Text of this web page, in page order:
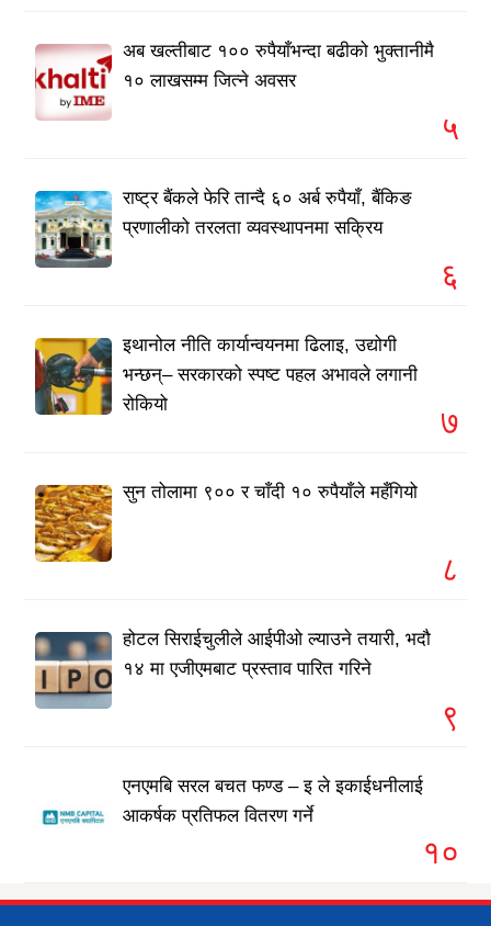
अब खल्तीबाट १०० रुपैयाँभन्दा बढीको भुक्तानीमै
१० लाखसम्म जित्ने अवसर
५
राष्ट्र बैंकले फेरि तान्दै ६० अर्ब रुपैयाँ, बैंकिङ
प्रणालीको तरलता व्यवस्थापनमा सक्रिय
६
इथानोल नीति कार्यान्वयनमा ढिलाइ, उद्योगी
भन्छन्– सरकारको स्पष्ट पहल अभावले लगानी
रोकियो
७
सुन तोलामा ९०० र चाँदी १० रुपैयाँले महँगियो
८
होटल सिराईचुलीले आईपीओ ल्याउने तयारी, भदौ
१४ मा एजीएमबाट प्रस्ताव पारित गरिने
९
एनएमबि सरल बचत फण्ड – इ ले इकाईधनीलाई
आकर्षक प्रतिफल वितरण गर्ने
१०